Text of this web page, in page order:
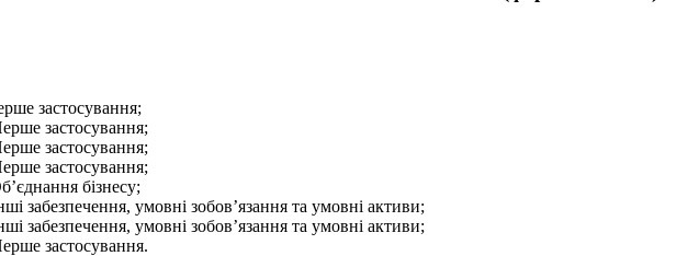
застосування;
застосування;
застосування;
застосування;
бізнесу;
забезпечення, умовні зобов’язання та умовні активи;
забезпечення, умовні зобов’язання та умовні активи;
застосування.